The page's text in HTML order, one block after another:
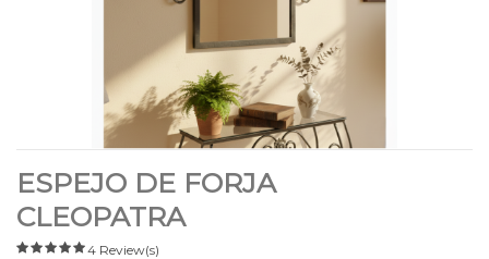
ESPEJO DE FORJA
CLEOPATRA
4 Review(s)